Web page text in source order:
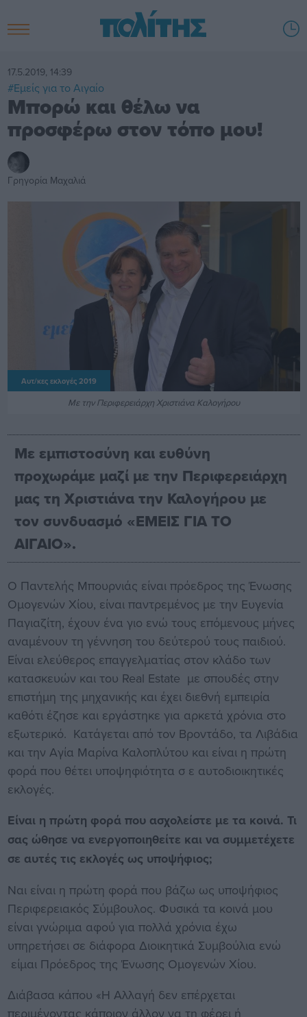
17.5.2019, 14:39
#Εμείς για το Αιγαίο
Μπορώ και θέλω να
προσφέρω στον τόπο μου!
Γρηγορία Μαχαλιά
Αυτ/κες εκλογές 2019
Με την Περιφερειάρχη Χριστιάνα Καλογήρου
Με εμπιστοσύνη και ευθύνη
προχωράμε μαζί με την Περιφερειάρχη
μας τη Χριστιάνα την Καλογήρου με
τον συνδυασμό «ΕΜΕΙΣ ΓΙΑ ΤΟ
ΑΙΓΑΙΟ».
Ο Παντελής Μπουρνιάς είναι πρόεδρος της Ένωσης
Ομογενών Χίου, είναι παντρεμένος με την Ευγενία
Παγιαζίτη, έχουν ένα γιο ενώ τους επόμενους μήνες
αναμένουν τη γέννηση του δεύτερού τους παιδιού.
Είναι ελεύθερος επαγγελματίας στον κλάδο των
κατασκευών και του Real Estate με σπουδές στην
επιστήμη της μηχανικής και έχει διεθνή εμπειρία
καθότι έζησε και εργάστηκε για αρκετά χρόνια στο
εξωτερικό. Κατάγεται από τον Βροντάδο, τα Λιβάδια
και την Αγία Μαρίνα Καλοπλύτου και είναι η πρώτη
φορά που θέτει υποψηφιότητα σ ε αυτοδιοικητικές
εκλογές.
Είναι η πρώτη φορά που ασχολείστε με τα κοινά. Τι
σας ώθησε να ενεργοποιηθείτε και να συμμετέχετε
σε αυτές τις εκλογές ως υποψήφιος;
Ναι είναι η πρώτη φορά που βάζω ως υποψήφιος
Περιφερειακός Σύμβουλος. Φυσικά τα κοινά μου
είναι γνώριμα αφού για πολλά χρόνια έχω
υπηρετήσει σε διάφορα Διοικητικά Συμβούλια ενώ
είμαι Πρόεδρος της Ένωσης Ομογενών Χίου.
Διάβασα κάπου «H Αλλαγή δεν επέρχεται
περιμένοντας κάποιον άλλον να τη φέρει ή